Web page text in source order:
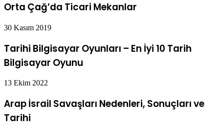
Orta Çağ’da Ticari Mekanlar
30 Kasım 2019
Tarihi Bilgisayar Oyunları – En İyi 10 Tarih
Bilgisayar Oyunu
13 Ekim 2022
Arap İsrail Savaşları Nedenleri, Sonuçları ve
Tarihi